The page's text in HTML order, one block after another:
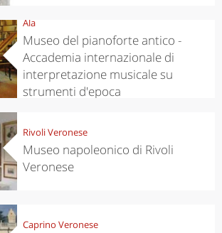
Ala
Museo del pianoforte antico -
Accademia internazionale di
interpretazione musicale su
strumenti d'epoca
Rivoli Veronese
Museo napoleonico di Rivoli
Veronese
Caprino Veronese